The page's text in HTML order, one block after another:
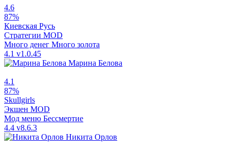
4.6
87%
Киевская Русь
Стратегии MOD
Много денег Много золота
4.1 v1.0.45
Марина Белова
4.1
87%
Skullgirls
Экшен MOD
Мод меню Бессмертие
4.4 v8.6.3
Никита Орлов